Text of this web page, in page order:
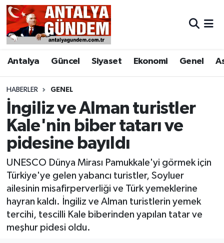
Antalya Güncel Siyaset Ekonomi Genel
HABERLER GENEL
İngiliz ve Alman turistler
Kale'nin biber tatarı ve
pidesine bayıldı
UNESCO Dünya Mirası Pamukkale'yi görmek için
Türkiye'ye gelen yabancı turistler, Soyluer
ailesinin misafirperverliği ve Türk yemeklerine
hayran kaldı. İngiliz ve Alman turistlerin yemek
tercihi, tescilli Kale biberinden yapılan tatar ve
meşhur pidesi oldu.
Antalya
Asayiş
Bilim & Teknoloji
Bölge
EĞİTİM
Ekonomi
Genel
Görüntülü Haber
Antalya Nöbetçi Eczaneler
Antalya Hava Durumu
Antalya Namaz Vakitleri
Antalya Trafik Yoğunluk Haritası
Süper Lig Puan Durumu ve Fikstür
Tüm Manşetler
Son Dakika Haberleri
Haber Arşivi